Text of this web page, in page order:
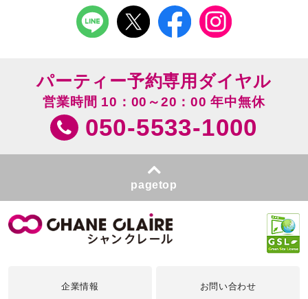
パーティー予約専用ダイヤル
営業時間 10：00～20：00 年中無休
050-5533-1000
pagetop
企業情報 お問い合わせ